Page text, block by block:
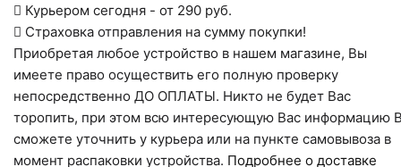
Курьером сегодня - от 290 руб.
Страховка отправления на сумму покупки!
Приобретая любое устройство в нашем магазине, Вы
имеете право осуществить его полную проверку
непосредственно ДО ОПЛАТЫ. Никто не будет Вас
торопить, при этом всю интересующую Вас информацию
сможете уточнить у курьера или на пункте самовывоза в
момент распаковки устройства. Подробнее о доставке